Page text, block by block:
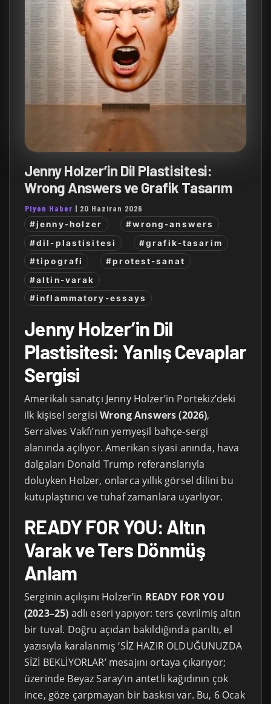
Jenny Holzer’in Dil Plastisitesi:
Wrong Answers ve Grafik Tasarım
Piyon Haber | 20 Haziran 2026
#jenny-holzer
#wrong-answers
#dil-plastisitesi
#grafik-tasarim
#tipografi
#protest-sanat
#altin-varak
#inflammatory-essays
Jenny Holzer’in Dil
Plastisitesi: Yanlış Cevaplar
Sergisi
Amerikalı sanatçı Jenny Holzer’in Portekiz’deki
ilk kişisel sergisiWrong Answers (2026),
Serralves Vakfı’nın yemyeşil bahçe-sergi
alanında açılıyor. Amerikan siyasi anında, hava
dalgaları Donald Trump referanslarıyla
doluyken Holzer, onlarca yıllık görsel dilini bu
kutuplaştırıcı ve tuhaf zamanlara uyarlıyor.
READY FOR YOU: Altın
Varak ve Ters Dönmüş
Anlam
Serginin açılışını Holzer’in READY FOR YOU
(2023–25) adlı eseri yapıyor: ters çevrilmiş altın
bir tuval. Doğru açıdan bakıldığında parıltı, el
yazısıyla karalanmış ‘SİZ HAZIR OLDUĞUNUZDA
SİZİ BEKLİYORLAR’ mesajını ortaya çıkarıyor;
üzerinde Beyaz Saray’ın antetli kağıdının çok
ince, göze çarpmayan bir baskısı var. Bu, 6 Ocak